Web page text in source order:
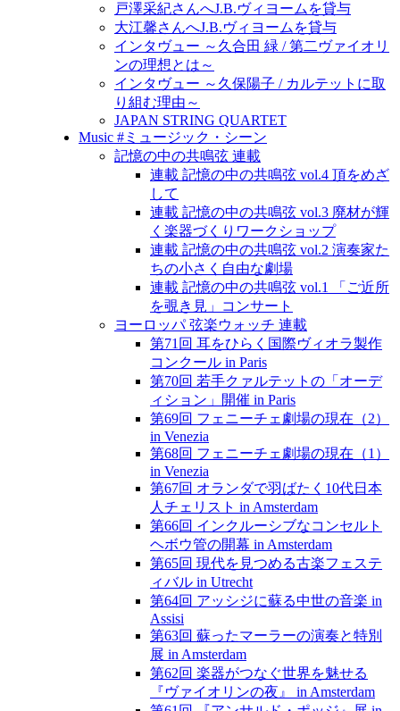
戸澤采紀さんへJ.B.ヴィヨームを貸与
大江馨さんへJ.B.ヴィヨームを貸与
インタヴュー ～久合田 緑 / 第二ヴァイオリ
ンの理想とは～
インタヴュー ～久保陽子 / カルテットに取
り組む理由～
JAPAN STRING QUARTET
Music #ミュージック・シーン
記憶の中の共鳴弦 連載
連載 記憶の中の共鳴弦 vol.4 頂をめざ
して
連載 記憶の中の共鳴弦 vol.3 廃材が輝
く楽器づくりワークショップ
連載 記憶の中の共鳴弦 vol.2 演奏家た
ちの小さく自由な劇場
連載 記憶の中の共鳴弦 vol.1 「ご近所
を覗き見」コンサート
ヨーロッパ 弦楽ウォッチ 連載
第71回 耳をひらく国際ヴィオラ製作
コンクール in Paris
第70回 若手クァルテットの「オーデ
ィション」開催 in Paris
第69回 フェニーチェ劇場の現在（2）
in Venezia
第68回 フェニーチェ劇場の現在（1）
in Venezia
第67回 オランダで羽ばたく10代日本
人チェリスト in Amsterdam
第66回 インクルーシブなコンセルト
ヘボウ管の開幕 in Amsterdam
第65回 現代を見つめる古楽フェステ
ィバル in Utrecht
第64回 アッシジに蘇る中世の音楽 in
Assisi
第63回 蘇ったマーラーの演奏と特別
展 in Amsterdam
第62回 楽器がつなぐ世界を魅せる
『ヴァイオリンの夜』 in Amsterdam